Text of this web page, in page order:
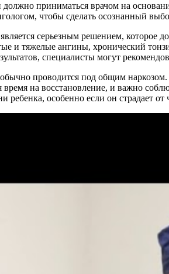
приниматься врачом на
чтобы сделать осознанный
серьезным решением, которое
и тяжелые ангины, хронический
специалисты могут
проводится под общим
время на восстановление, и важно
ребенка, особенно если он страдает